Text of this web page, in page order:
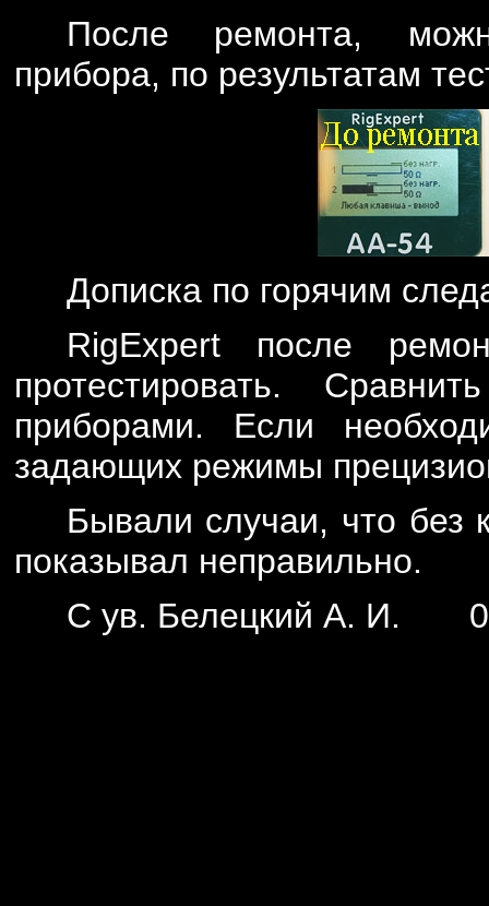
После ремонта,
прибора, по результатам
Дописка по горячим
RigExpert после
протестировать.
приборами. Если
задающих режимы
Бывали случаи, что без
показывал неправильно.
С ув. Белецкий А. И.